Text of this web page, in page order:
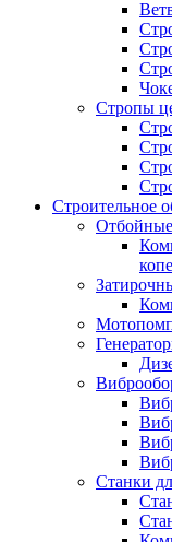
Стропы
Строительное
Станки